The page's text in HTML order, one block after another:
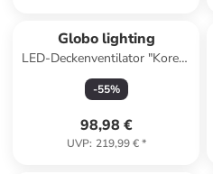
Globo lighting
LED-Deckenventilator "Koren"
in Schwarz - (H)13,9 x Ø 45
cm
-55%
98,98 €
UVP: 219,99 €*